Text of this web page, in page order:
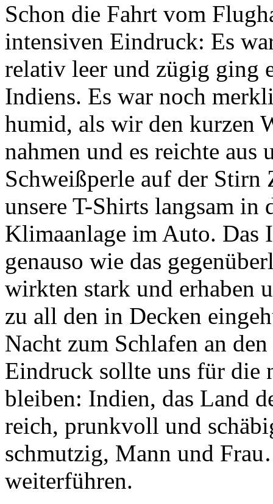
Schon die Fahrt vom
intensiven Eindruck: Es
relativ leer und zügig ging
Indiens. Es war noch
humid, als wir den kurzen
nahmen und es reichte aus
Schweißperle auf der Stirn
unsere T-Shirts langsam
Klimaanlage im Auto. Das
genauso wie das
wirkten stark und erhaben
zu all den in Decken
Nacht zum Schlafen an
Eindruck sollte uns für die
bleiben: Indien, das Land
reich, prunkvoll und
schmutzig, Mann und
weiterführen.